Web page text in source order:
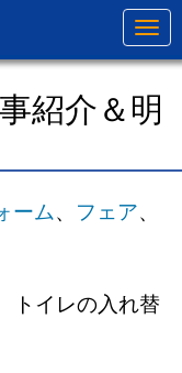
N
a
v
g
a
o
紹介＆明
ーム、 フェア、
トイレの入れ替